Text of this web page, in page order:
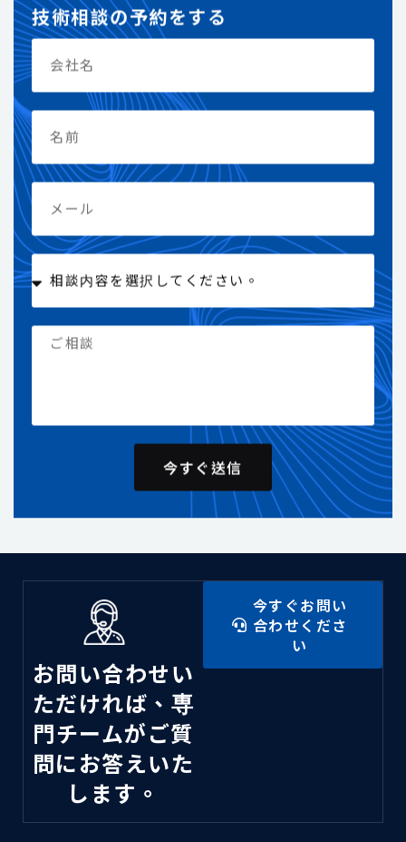
技術相談の予約をする
今すぐ送信
お問い合わせい
ただければ、専
門チームがご質
問にお答えいた
します。
今すぐお問い
合わせくださ
い